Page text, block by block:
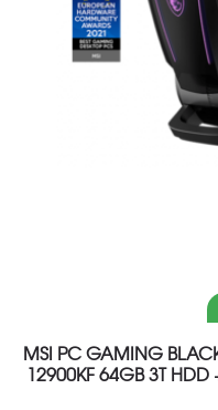
MSI PC GAMING
12900KF 64GB 3T HDD